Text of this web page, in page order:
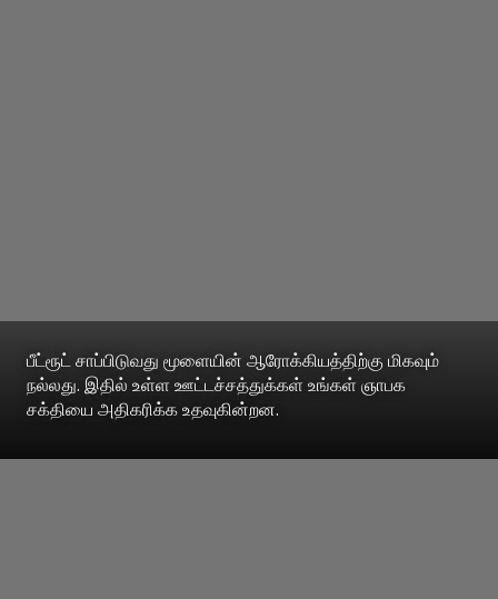
பீட்ரூட் சாப்பிடுவது மூளையின் ஆரோக்கியத்திற்கு மிகவும்
நல்லது. இதில் உள்ள ஊட்டச்சத்துக்கள் உங்கள் ஞாபக
சக்தியை அதிகரிக்க உதவுகின்றன.